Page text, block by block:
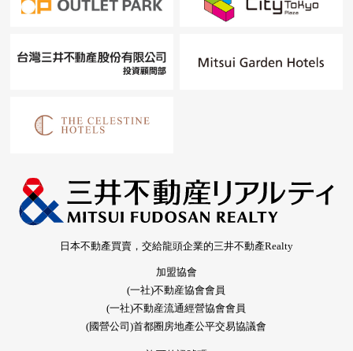
日本不動產買賣，交給龍頭企業的三井不動產Realty
加盟協會
(一社)不動産協會會員
(一社)不動産流通經營協會會員
(國營公司)首都圈房地產公平交易協議會